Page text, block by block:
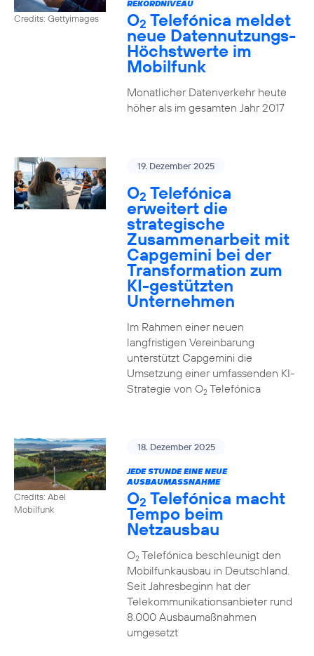
Credits: Gettyimages
REKORDNIVEAU
O2 Telefónica meldet
neue Datennutzungs-
Höchstwerte im
Mobilfunk
Monatlicher Datenverkehr heute
höher als im gesamten Jahr 2017
19. Dezember 2025
O2 Telefónica
erweitert die
strategische
Zusammenarbeit mit
Capgemini bei der
Transformation zum
KI-gestützten
Unternehmen
Im Rahmen einer neuen
langfristigen Vereinbarung
unterstützt Capgemini die
Umsetzung einer umfassenden KI-
Strategie von O2Telefónica
Credits: Abel
Mobilfunk
18. Dezember 2025
JEDE STUNDE EINE NEUE
AUSBAUMASSNAHME
O2 Telefónica macht
Tempo beim
Netzausbau
O2Telefónica beschleunigt den
Mobilfunkausbau in Deutschland.
Seit Jahresbeginn hat der
Telekommunikationsanbieter rund
8.000 Ausbaumaßnahmen
umgesetzt